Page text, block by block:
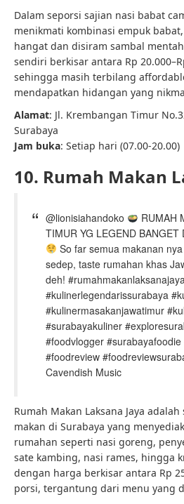
Dalam seporsi sajian nasi babat
menikmati kombinasi empuk
hangat dan disiram sambal
sendiri berkisar antara Rp
sehingga masih terbilang
mendapatkan hidangan yang
Alamat: Jl. Krembangan Timur
Surabaya
Jam buka: Setiap hari (07.00-20.00)
10. Rumah Makan
@lionisiahandoko
RUMAH
TIMUR YG LEGEND BANGET
So far semua makanan
sedep, taste rumahan khas
deh!
#kulinerlegendarissurabaya
#kulinermasakanjawatimur
#surabayakuliner
#foodvlogger
#foodreview
Cavendish Music
Rumah Makan Laksana Jaya
makan di Surabaya yang
rumahan seperti nasi goreng,
sate kambing, nasi rames, hingga
dengan harga berkisar antara Rp
porsi, tergantung dari menu yang